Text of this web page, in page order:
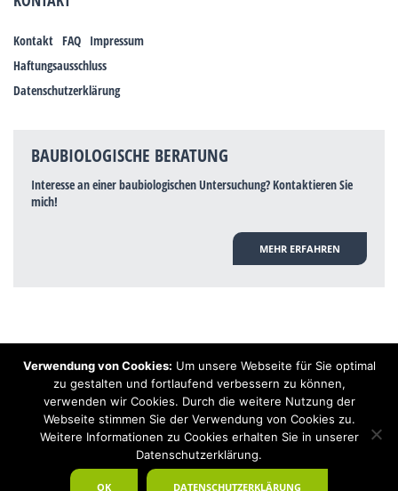
Kontakt FAQ Impressum
Haftungsausschluss
Datenschutzerklärung
BAUBIOLOGISCHE BERATUNG
Interesse an einer baubiologischen Untersuchung? Kontaktieren Sie
mich!
MEHR ERFAHREN
Hinweis: Trotz zahlreicher Studien, die einen Zusammenhang zwischen
Elektrosmog und gesundheitlichen Problemen aufzeigen, ist es von der
praktischen Schulmedizin bisher wissenschaftlich nicht anerkannt, dass
Elektrosmog und Erdstrahlen gesundheitliche Auswirkungen haben können.
Ähnliches galt auch über Jahrzehnte für die Akkupunktur und die
Homöopathie. Sie suchen einen Baubiologen? Baubiologe Baldermnn - Ihr
Spezialist für gesunden Schlaf!
Verwendung von Cookies: Um unsere Webseite für Sie optimal
zu gestalten und fortlaufend verbessern zu können,
verwenden wir Cookies. Durch die weitere Nutzung der
Webseite stimmen Sie der Verwendung von Cookies zu.
Weitere Informationen zu Cookies erhalten Sie in unserer
Datenschutzerklärung.
OK DATENSCHUTZERKLÄRUNG